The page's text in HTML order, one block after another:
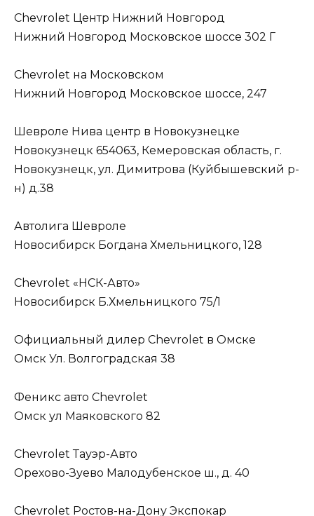
Chevrolet Центр Нижний Новгород
Нижний Новгород Московское шоссе 302 Г
Chevrolet на Московском
Нижний Новгород Московское шоссе, 247
Шевроле Нива центр в Новокузнецке
Новокузнецк 654063, Кемеровская область, г.
Новокузнецк, ул. Димитрова (Куйбышевский р-
н) д.38
Автолига Шевроле
Новосибирск Богдана Хмельницкого, 128
Chevrolet «НСК-Авто»
Новосибирск Б.Хмельницкого 75/1
Официальный дилер Chevrolet в Омске
Омск Ул. Волгоградская 38
Феникс авто Chevrolet
Омск ул Маяковского 82
Chevrolet Тауэр-Авто
Орехово-Зуево Малодубенское ш., д. 40
Chevrolet Ростов-на-Дону Экспокар